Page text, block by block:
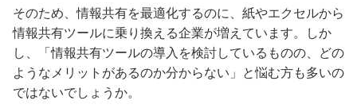
そのため、情報共有を最適化するのに、紙やエクセルから
情報共有ツールに乗り換える企業が増えています。しか
し、「情報共有ツールの導入を検討しているものの、どの
ようなメリットがあるのか分からない」と悩む方も多いの
ではないでしょうか。